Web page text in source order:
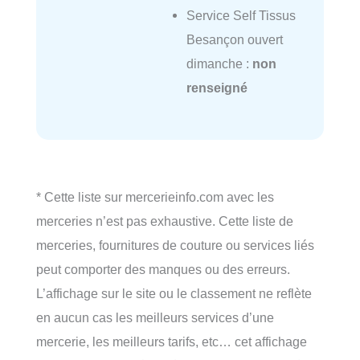
Service Self Tissus
Besançon ouvert
dimanche : non
renseigné
* Cette liste sur mercerieinfo.com avec les
merceries n’est pas exhaustive. Cette liste de
merceries, fournitures de couture ou services liés
peut comporter des manques ou des erreurs.
L’affichage sur le site ou le classement ne reflète
en aucun cas les meilleurs services d’une
mercerie, les meilleurs tarifs, etc… cet affichage